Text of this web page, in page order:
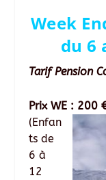
Week
du 6
Tarif Pension
Prix WE : 200
(Enfan
ts de
6 à
12